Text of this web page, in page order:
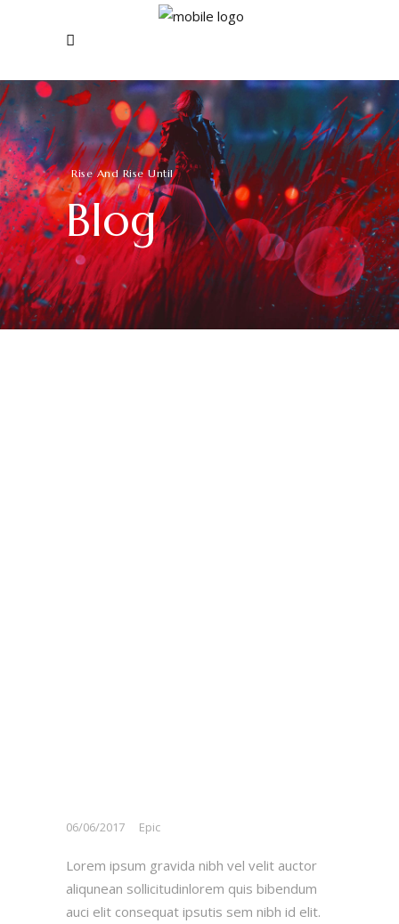
Rise And Rise Until
Blog
06/06/2017 Epic
Lorem ipsum gravida nibh vel velit auctor
aliqunean sollicitudinlorem quis bibendum
auci elit consequat ipsutis sem nibh id elit.